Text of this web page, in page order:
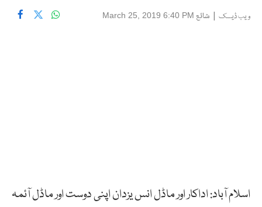
ویب ڈیسک | شائع March 25, 2019 6:40 PM
اسلام آباد: اداکار اور ماڈل انس یزدان اپنی دوست اور ماڈل آئمہ